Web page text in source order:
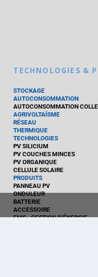
TECHNOLOGIES &
STOCKAGE
AUTOCONSOMMATION
AUTOCONSOMMATION
AGRIVOLTAÏSME
RÉSEAU
THERMIQUE
TECHNOLOGIES
PV SILICIUM
PV COUCHES MINCES
PV ORGANIQUE
CELLULE SOLAIRE
PRODUITS
PANNEAU PV
ONDULEUR
BATTERIE
ACCESSOIRE
EMS - GESTION D'ÉNERGIE